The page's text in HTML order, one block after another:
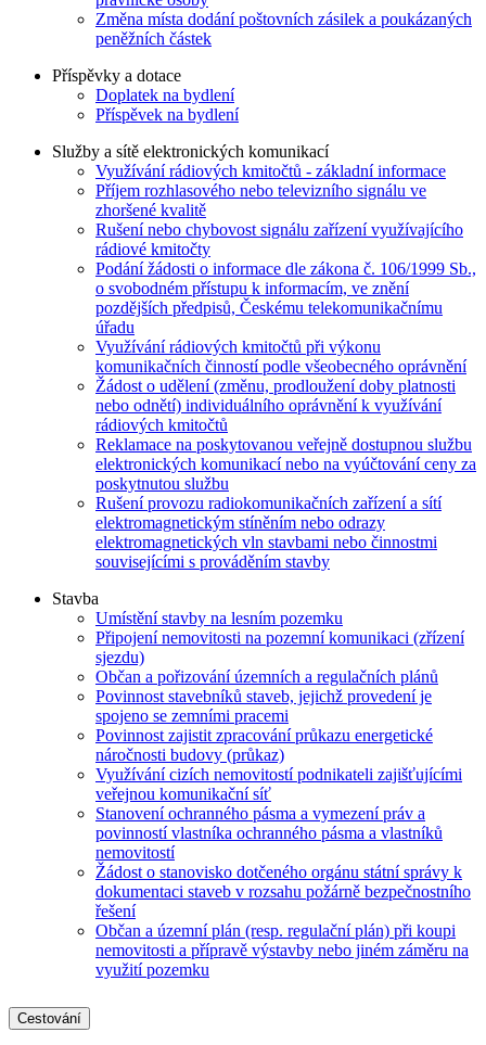
Změna místa dodání poštovních zásilek a poukázaných
peněžních částek
Příspěvky a dotace
Doplatek na bydlení
Příspěvek na bydlení
Služby a sítě elektronických komunikací
Využívání rádiových kmitočtů - základní informace
Příjem rozhlasového nebo televizního signálu ve
zhoršené kvalitě
Rušení nebo chybovost signálu zařízení využívajícího
rádiové kmitočty
Podání žádosti o informace dle zákona č. 106/1999 Sb.,
o svobodném přístupu k informacím, ve znění
pozdějších předpisů, Českému telekomunikačnímu
úřadu
Využívání rádiových kmitočtů při výkonu
komunikačních činností podle všeobecného oprávnění
Žádost o udělení (změnu, prodloužení doby platnosti
nebo odnětí) individuálního oprávnění k využívání
rádiových kmitočtů
Reklamace na poskytovanou veřejně dostupnou službu
elektronických komunikací nebo na vyúčtování ceny za
poskytnutou službu
Rušení provozu radiokomunikačních zařízení a sítí
elektromagnetickým stíněním nebo odrazy
elektromagnetických vln stavbami nebo činnostmi
souvisejícími s prováděním stavby
Stavba
Umístění stavby na lesním pozemku
Připojení nemovitosti na pozemní komunikaci (zřízení
sjezdu)
Občan a pořizování územních a regulačních plánů
Povinnost stavebníků staveb, jejichž provedení je
spojeno se zemními pracemi
Povinnost zajistit zpracování průkazu energetické
náročnosti budovy (průkaz)
Využívání cizích nemovitostí podnikateli zajišťujícími
veřejnou komunikační síť
Stanovení ochranného pásma a vymezení práv a
povinností vlastníka ochranného pásma a vlastníků
nemovitostí
Žádost o stanovisko dotčeného orgánu státní správy k
dokumentaci staveb v rozsahu požárně bezpečnostního
řešení
Občan a územní plán (resp. regulační plán) při koupi
nemovitosti a přípravě výstavby nebo jiném záměru na
využití pozemku
Cestování